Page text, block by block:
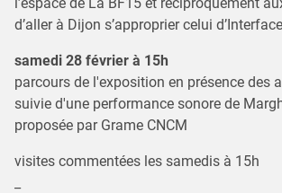
d’aller à Dijon s’approprier celui
samedi 28 février à 15h
parcours de l'exposition en présence des
suivie d'une performance sonore de
proposée par Grame CNCM
visites commentées les samedis à 15h